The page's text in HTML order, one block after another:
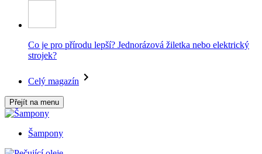
Co je pro přírodu lepší? Jednorázová žiletka nebo elektrický
strojek?
Celý magazín
Přejít na menu
Šampony